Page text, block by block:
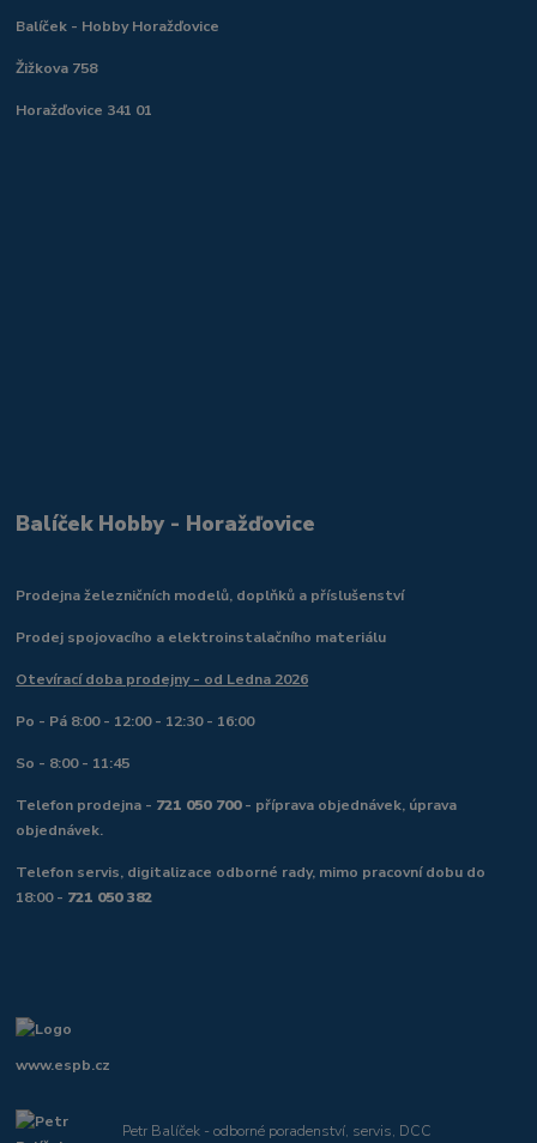
Balíček - Hobby Horažďovice
Žižkova 758
Horažďovice 341 01
Balíček Hobby - Horažďovice
Prodejna železničních modelů, doplňků a příslušenství
Prodej spojovacího a elektroinstalačního materiálu
Otevírací doba prodejny - od Ledna 2026
Po - Pá 8:00 - 12:00 - 12:30 - 16:00
So - 8:00 - 11:45
Telefon prodejna - 721 050 700- příprava objednávek, úprava
objednávek.
Telefon servis, digitalizace odborné rady, mimo pracovní dobu do
18:00 - 721 050 382
www.espb.cz
Petr Balíček - odborné poradenství, servis, DCC